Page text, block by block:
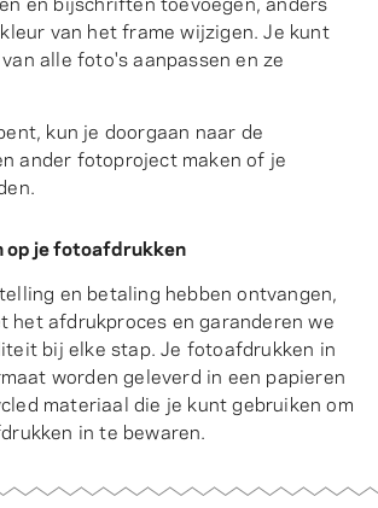
van het frame wijzigen. Je kunt
alle foto's aanpassen en ze
kun je doorgaan naar de
ander fotoproject maken of je
op je fotoafdrukken
en betaling hebben ontvangen,
het afdrukproces en garanderen we
bij elke stap. Je fotoafdrukken in
worden geleverd in een papieren
materiaal die je kunt gebruiken om
in te bewaren.